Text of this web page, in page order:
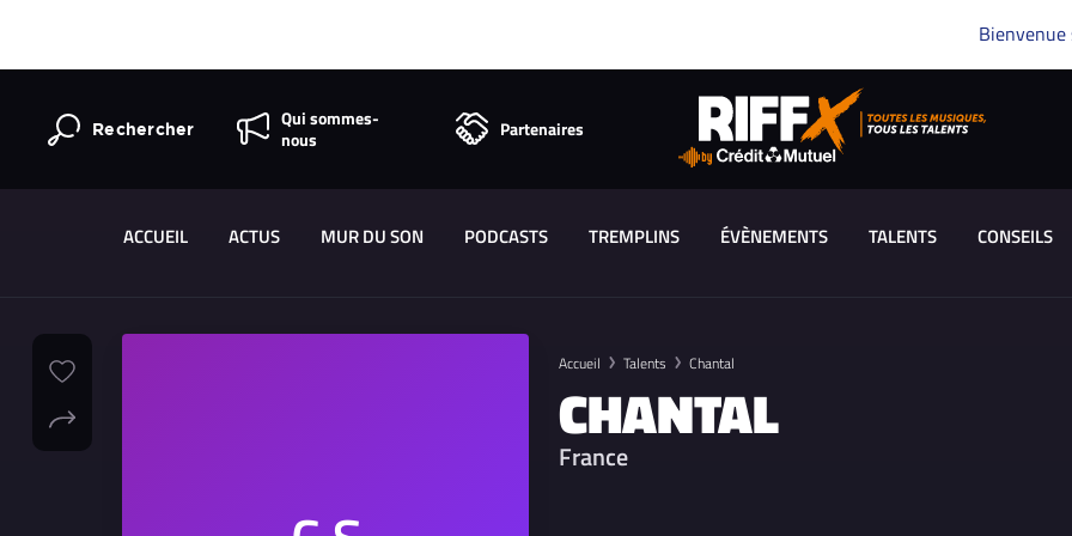
Bienvenue
Rechercher
Qui sommes-
nous
Partenaires
ACCUEIL ACTUS MUR DU SON PODCASTS TREMPLINS ÉVÈNEMENTS TALENTS CONSEILS
Accueil Talents Chantal
CHANTAL
France